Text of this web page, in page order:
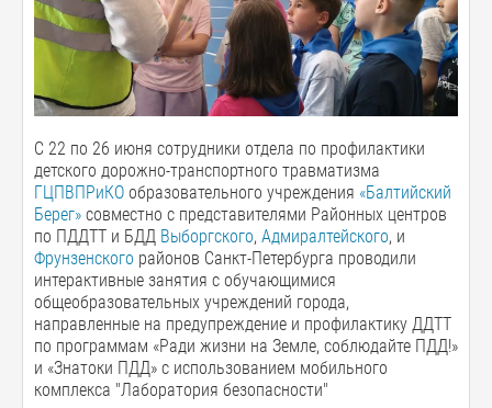
С 22 по 26 июня сотрудники отдела по профилактики
детского дорожно-транспортного травматизма
ГЦПВПРиКО образовательного учреждения «Балтийский
Берег» совместно с представителями Районных центров
по ПДДТТ и БДД Выборгского, Адмиралтейского, и
Фрунзенского районов Санкт-Петербурга проводили
интерактивные занятия с обучающимися
общеобразовательных учреждений города,
направленные на предупреждение и профилактику ДДТТ
по программам «Ради жизни на Земле, соблюдайте ПДД!»
и «Знатоки ПДД» с использованием мобильного
комплекса "Лаборатория безопасности"